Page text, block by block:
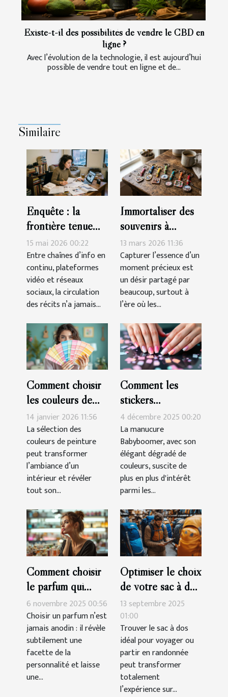
Existe-t-il des possibilités de vendre le CBD en
ligne ?
Avec l’évolution de la technologie, il est aujourd’hui
possible de vendre tout en ligne et de...
Similaire
Enquête : la
frontière ténue
entre information,
culture et
manipulation
15 mai 2026 00:22
Entre chaînes d’info en
continu, plateformes
vidéo et réseaux
sociaux, la circulation
des récits n’a jamais...
Immortaliser des
souvenirs à
travers des porte-
clés sur mesure
13 mars 2026 11:36
Capturer l’essence d’un
moment précieux est
un désir partagé par
beaucoup, surtout à
l’ère où les...
Comment choisir
les couleurs de
peinture pour
harmoniser votre
espace ?
14 janvier 2026 11:56
La sélection des
couleurs de peinture
peut transformer
l’ambiance d’un
intérieur et révéler
tout son...
Comment les
stickers
simplifient-ils la
réalisation d'une
manucure
Babyboomer ?
4 décembre 2025 00:20
La manucure
Babyboomer, avec son
élégant dégradé de
couleurs, suscite de
plus en plus d'intérêt
parmi les...
Comment choisir
le parfum qui
complète votre
personnalité?
6 novembre 2025 00:56
Choisir un parfum n’est
jamais anodin : il révèle
subtilement une
facette de la
personnalité et laisse
une...
Optimiser le choix
de votre sac à dos
pour voyages et
randonnées
13 septembre 2025
01:00
Trouver le sac à dos
idéal pour voyager ou
partir en randonnée
peut transformer
totalement
l’expérience sur...